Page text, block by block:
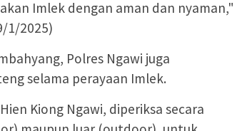
Imlek dengan aman dan nyaman,"
1/2025)
Polres Ngawi juga
selama perayaan Imlek.
Kiong Ngawi, diperiksa secara